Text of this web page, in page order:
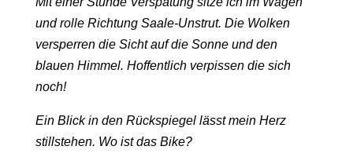
und rolle Richtung Saale-Unstrut. Die Wolken
versperren die Sicht auf die Sonne und den
blauen Himmel. Hoffentlich verpissen die sich
noch!
Ein Blick in den Rückspiegel lässt mein Herz
stillstehen. Wo ist das Bike?